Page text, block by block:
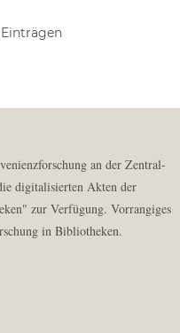
an der Zentral-
digitalisierten Akten der
zur Verfügung. Vorrangiges
in Bibliotheken.